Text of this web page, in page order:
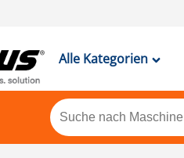
Alle Kategorien